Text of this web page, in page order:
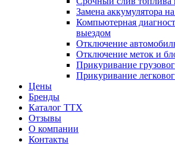
Замена аккумулятора
Компьютерная
выездом
Отключение
Отключение меток и
Прикуривание
Прикуривание
Цены
Бренды
Каталог ТТХ
Отзывы
О компании
Контакты